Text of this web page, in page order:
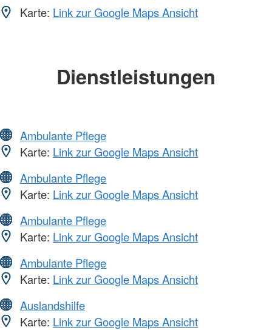
Karte: Link zur Google Maps Ansicht
Dienstleistungen
Ambulante Pflege
Karte: Link zur Google Maps Ansicht
Ambulante Pflege
Karte: Link zur Google Maps Ansicht
Ambulante Pflege
Karte: Link zur Google Maps Ansicht
Ambulante Pflege
Karte: Link zur Google Maps Ansicht
Auslandshilfe
Karte: Link zur Google Maps Ansicht